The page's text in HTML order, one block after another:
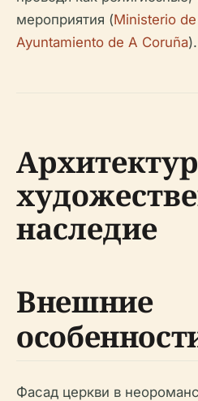
мероприятия (Ministerio
Ayuntamiento de A Coruña).
наследие
Внешние
Фасад церкви в